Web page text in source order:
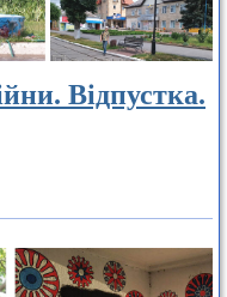
Відпустка.